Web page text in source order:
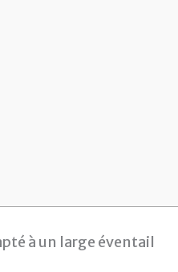
à un large éventail